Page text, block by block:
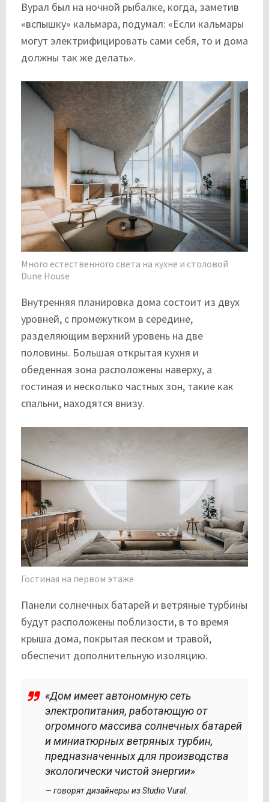
Вурал был на ночной рыбалке, когда, заметив
«вспышку» кальмара, подумал: «Если кальмары
могут электрифицировать сами себя, то и дома
должны так же делать».
Много естественного света на кухне и столовой
Dune House
Внутренняя планировка дома состоит из двух
уровней, с промежутком в середине,
разделяющим верхний уровень на две
половины. Большая открытая кухня и
обеденная зона расположены наверху, а
гостиная и несколько частных зон, такие как
спальни, находятся внизу.
Гостиная на первом этаже
Панели солнечных батарей и ветряные турбины
будут расположены поблизости, в то время
крыша дома, покрытая песком и травой,
обеспечит дополнительную изоляцию.
«Дом имеет автономную сеть
электропитания, работающую от
огромного массива солнечных батарей
и миниатюрных ветряных турбин,
предназначенных для производства
экологически чистой энергии»
— говорят дизайнеры из Studio Vural.